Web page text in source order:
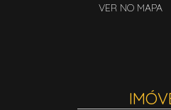
VER NO MAPA